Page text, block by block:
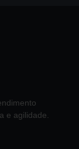
e agilidade.